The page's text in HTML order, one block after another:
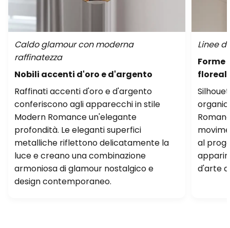
Caldo glamour con moderna
raffinatezza
Nobili accenti d'oro e d'argento
Raffinati accenti d'oro e d'argento
conferiscono agli apparecchi in stile
Modern Romance un'elegante
profondità. Le eleganti superfici
metalliche riflettono delicatamente la
luce e creano una combinazione
armoniosa di glamour nostalgico e
design contemporaneo.
Linee
Forme
al
d'arte